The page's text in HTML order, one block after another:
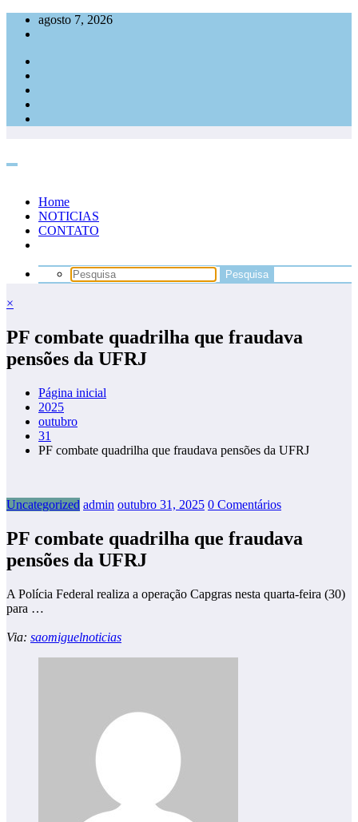
Pular
para
conteúdo
agosto 7, 2026
Home
NOTICIAS
CONTATO
×
PF combate quadrilha que fraudava
pensões da UFRJ
Página inicial
2025
outubro
31
PF combate quadrilha que fraudava pensões da UFRJ
Uncategorized admin outubro 31, 2025 0 Comentários
PF combate quadrilha que fraudava
pensões da UFRJ
A Polícia Federal realiza a operação Capgras nesta quarta-feira (30)
para …
Via: saomiguelnoticias